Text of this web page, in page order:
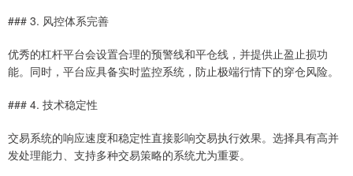
### 3. 风控体系完善
优秀的杠杆平台会设置合理的预警线和平仓线，并提供止盈止损功
能。同时，平台应具备实时监控系统，防止极端行情下的穿仓风险。
### 4. 技术稳定性
交易系统的响应速度和稳定性直接影响交易执行效果。选择具有高并
发处理能力、支持多种交易策略的系统尤为重要。